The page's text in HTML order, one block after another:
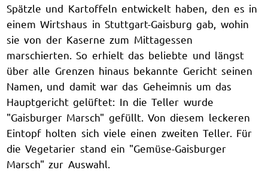
Spätzle und Kartoffeln entwickelt haben, den es in
einem Wirtshaus in Stuttgart-Gaisburg gab, wohin
sie von der Kaserne zum Mittagessen
marschierten. So erhielt das beliebte und längst
über alle Grenzen hinaus bekannte Gericht seinen
Namen, und damit war das Geheimnis um das
Hauptgericht gelüftet: In die Teller wurde
"Gaisburger Marsch" gefüllt. Von diesem leckeren
Eintopf holten sich viele einen zweiten Teller. Für
die Vegetarier stand ein "Gemüse-Gaisburger
Marsch" zur Auswahl.